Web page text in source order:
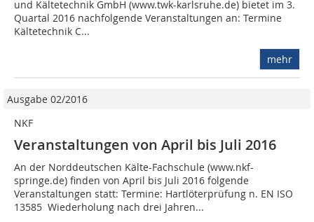
und Kältetechnik GmbH (www.twk-karlsruhe.de) bietet im 3.
Quartal 2016 nachfolgende Veranstaltungen an: Termine
Kältetechnik C...
mehr
Ausgabe 02/2016
NKF
Veranstaltungen von April bis Juli 2016
An der Norddeutschen Kälte-Fachschule (www.nkf-
springe.de) finden von April bis Juli 2016 folgende
Veranstaltungen statt: Termine: Hartlöterprüfung n. EN ISO
13585  Wiederholung nach drei Jahren...